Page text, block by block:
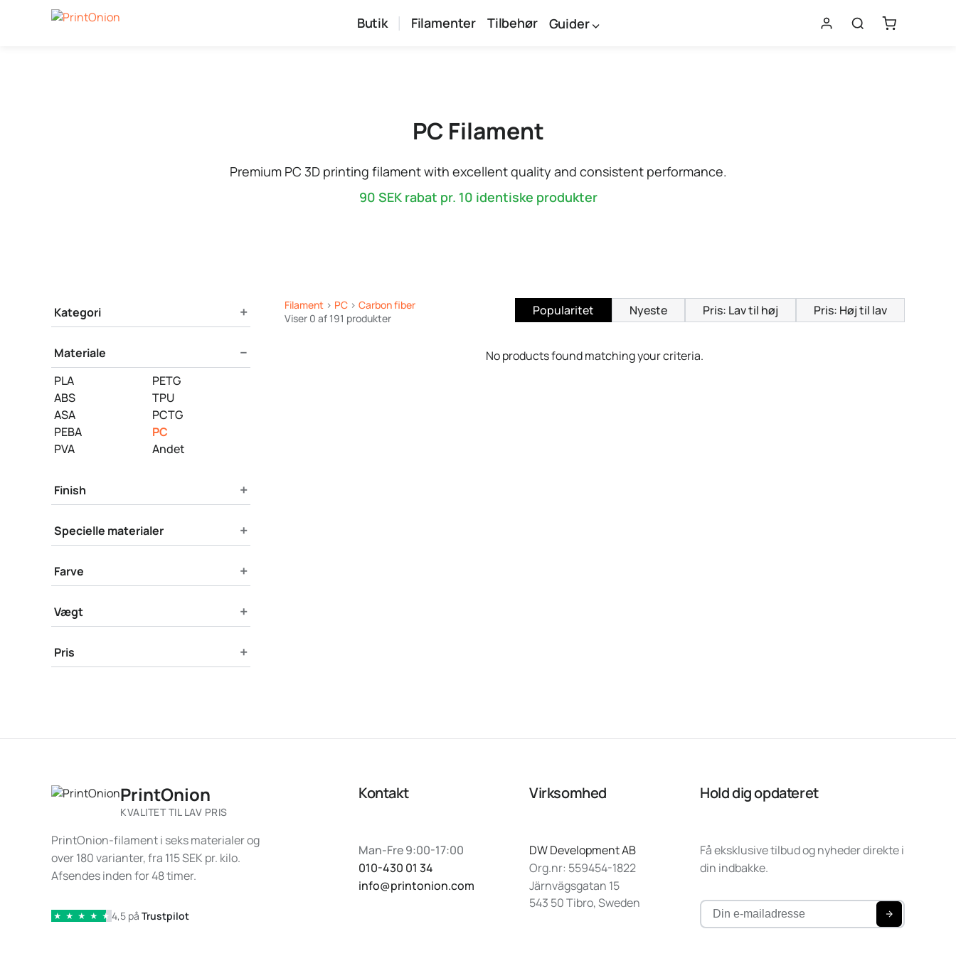
Butik Filamenter Tilbehør Guider
PC Filament
Premium PC 3D printing filament with excellent quality and consistent performance.
90 SEKrabat pr. 10 identiske produkter
Product Filters
Kategori +
Materiale −
PLA
PETG
ABS
TPU
ASA
PCTG
PEBA
PC
PVA
Andet
Finish +
Specielle materialer +
Farve +
Vægt +
Pris +
Filament > PC > Carbon fiber
Viser 0 af 191 produkter
Popularitet Nyeste Pris: Lav til høj Pris: Høj til lav
No products found matching your criteria.
PrintOnion
KVALITET TIL LAV PRIS
PrintOnion-filament i seks materialer og
over 180 varianter, fra 115 SEK pr. kilo.
Afsendes inden for 48 timer.
★ ★ ★ ★ ★ 4,5 på Trustpilot
Kontakt
Man-Fre 9:00-17:00
010-430 01 34
info@printonion.com
Virksomhed
DW Development AB
Org.nr: 559454-1822
Järnvägsgatan 15
543 50 Tibro, Sweden
Hold dig opdateret
Få eksklusive tilbud og nyheder direkte i
din indbakke.